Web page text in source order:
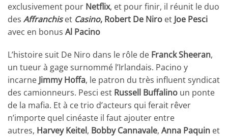
exclusivement pour Netflix, et pour finir, il réunit le duo
des Affranchiset Casino, Robert De Niro et Joe Pesci
avec en bonus Al Pacino
L’histoire suit De Niro dans le rôle de Franck Sheeran,
un tueur à gage surnommé l’Irlandais. Pacino y
incarne Jimmy Hoffa, le patron du très influent syndicat
des camionneurs. Pesci est Russell Buffalino un ponte
de la mafia. Et à ce trio d’acteurs qui ferait rêver
n’importe quel cinéaste il faut ajouter entre
autres, Harvey Keitel, Bobby Cannavale, Anna Paquin et